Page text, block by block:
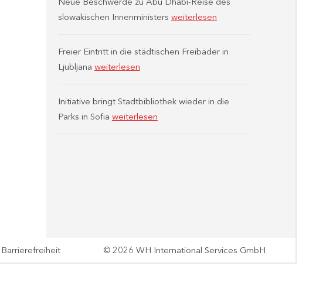
slowakischen Innenministers weiterlesen
Freier Eintritt in die städtischen Freibäder in
Ljubljana weiterlesen
Initiative bringt Stadtbibliothek wieder in die
Parks in Sofia weiterlesen
Barrierefreiheit © 2026 WH International Services GmbH